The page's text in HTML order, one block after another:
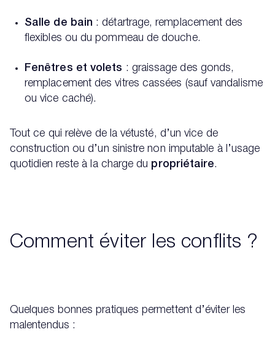
Salle de bain : détartrage, remplacement des
flexibles ou du pommeau de douche.
Fenêtres et volets : graissage des gonds,
remplacement des vitres cassées (sauf vandalisme
ou vice caché).
Tout ce qui relève de la vétusté, d’un vice de
construction ou d’un sinistre non imputable à l’usage
quotidien reste à la charge du propriétaire.
Comment éviter les conflits ?
Quelques bonnes pratiques permettent d’éviter les
malentendus :